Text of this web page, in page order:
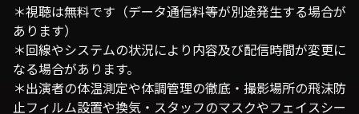
＊視聴は無料です（データ通信料等が別途発生する場合が
あります）
＊回線やシステムの状況により内容及び配信時間が変更に
なる場合があります。
＊出演者の体温測定や体調管理の徹底・撮影場所の飛沫防
止フィルム設置や換気・スタッフのマスクやフェイスシー